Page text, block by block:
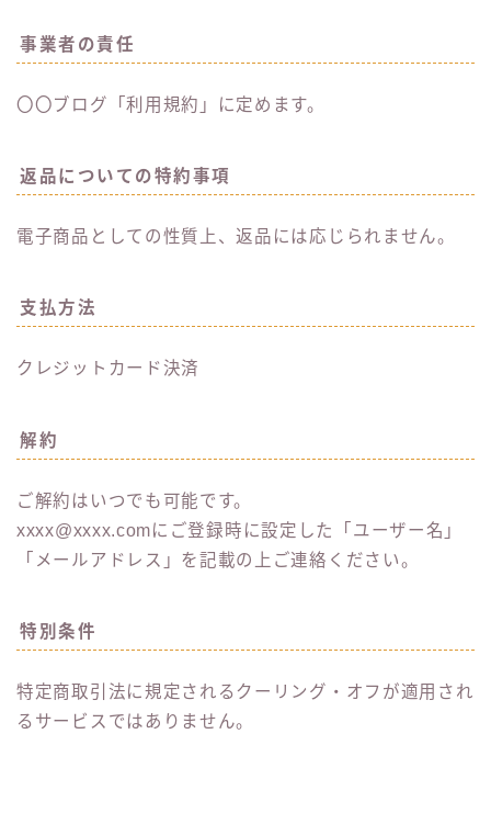
事業者の責任
〇〇ブログ「利用規約」に定めます。
返品についての特約事項
電子商品としての性質上、返品には応じられません。
支払方法
クレジットカード決済
解約
ご解約はいつでも可能です。
xxxx@xxxx.comにご登録時に設定した「ユーザー名」
「メールアドレス」を記載の上ご連絡ください。
特別条件
特定商取引法に規定されるクーリング・オフが適用され
るサービスではありません。